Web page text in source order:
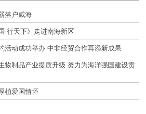
落户威海
·行天下》走进南海新区
活动成功举办 中非经贸合作再添新成果
物制品产业提质升级 努力为海洋强国建设贡
植爱国情怀